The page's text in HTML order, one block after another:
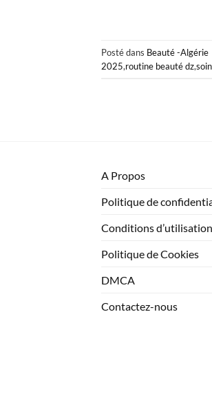
Posté dans Beauté -Algérie
2025,routine beauté dz,
A Propos
Politique de
Conditions d’utilisation
Politique de Cookies
DMCA
Contactez-nous